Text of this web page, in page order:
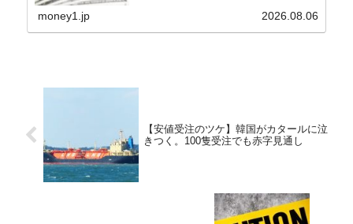
money1.jp 2026.08.06
【安値受注のツケ】韓国がカタールに泣
きつく。100隻受注でも赤字見通し